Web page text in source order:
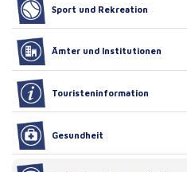
Sport und Rekreation
Ämter und Institutionen
Touristeninformation
Gesundheit